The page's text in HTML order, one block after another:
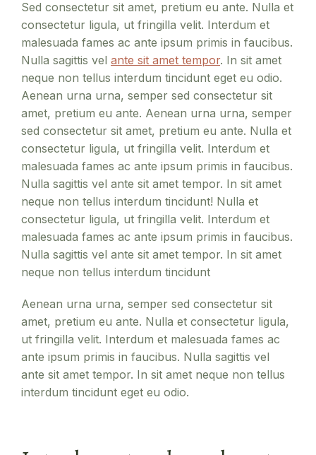
Sed consectetur sit amet, pretium eu ante. Nulla et
consectetur ligula, ut fringilla velit. Interdum et
malesuada fames ac ante ipsum primis in faucibus.
Nulla sagittis vel ante sit amet tempor. In sit amet
neque non tellus interdum tincidunt eget eu odio.
Aenean urna urna, semper sed consectetur sit
amet, pretium eu ante. Aenean urna urna, semper
sed consectetur sit amet, pretium eu ante. Nulla et
consectetur ligula, ut fringilla velit. Interdum et
malesuada fames ac ante ipsum primis in faucibus.
Nulla sagittis vel ante sit amet tempor. In sit amet
neque non tellus interdum tincidunt! Nulla et
consectetur ligula, ut fringilla velit. Interdum et
malesuada fames ac ante ipsum primis in faucibus.
Nulla sagittis vel ante sit amet tempor. In sit amet
neque non tellus interdum tincidunt
Aenean urna urna, semper sed consectetur sit
amet, pretium eu ante. Nulla et consectetur ligula,
ut fringilla velit. Interdum et malesuada fames ac
ante ipsum primis in faucibus. Nulla sagittis vel
ante sit amet tempor. In sit amet neque non tellus
interdum tincidunt eget eu odio.